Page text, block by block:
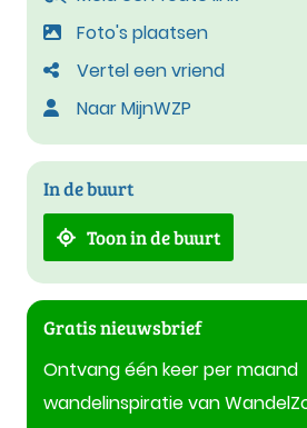
Foto's plaatsen
Vertel een vriend
Naar MijnWZP
In de buurt
Toon in de buurt
Gratis nieuwsbrief
Ontvang één keer per maand
wandelinspiratie van